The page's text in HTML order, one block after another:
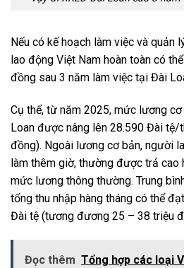
Nếu có kế hoạch làm việc và quản
lao động Việt Nam hoàn toàn có
đồng sau 3 năm làm việc tại Đài
Cụ thể, từ năm 2025, mức lương
Loan được nâng lên 28.590 Đài tệ/
đồng). Ngoài lương cơ bản, người
làm thêm giờ, thường được trả cao
mức lương thông thường. Trung
tổng thu nhập hàng tháng có thể
Đài tệ (tương đương 25 – 38 triệu
Đọc thêm Tổng hợp các loại